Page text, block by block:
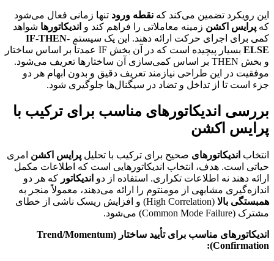
این رویکرد تضمین می‌کند که نقطه ورود تنها زمانی فعال می‌شود
که پرایس اکشن زمینه معاملاتی را فراهم کند و اندیکاتورها شواهد
کمی برای اجرای حرکت ارائه دهند. این یک سیستم IF-THEN-
ELSE
بسیار پیچیده است که در آن بخش IF عمدتاً بر اساس ساختار
و بخش THEN بر اساس کمی‌سازی آن ساختارها تعریف می‌شود.
موفقیت در این طراحی نیازمند تعریف دقیق و بدون ابهام هر دو
جزء است تا از تداخل و تضاد در سیگنال‌ها جلوگیری شود.
بررسی اندیکاتورهای مناسب برای ترکیب با
پرایس اکشن
انتخاب اندیکاتورهای صحیح برای ترکیب با تحلیل پرایس اکشن امری
حیاتی است. هدف، انتخاب اندیکاتورهایی است که اطلاعات مکمل
ارائه دهند نه اطلاعات تکراری. استفاده از دو اندیکاتور که هر دو
اندازه‌گیری مشابهی از مومنتوم را ارائه می‌دهند، معمولاً منجر به
همبستگی بالا
(High Correlation) و افزایش ریسک ناشی از خطای
مشترک (Common Mode Failure) می‌شود.
اندیکاتورهای مناسب برای تأیید ساختار (Trend/Momentum
Confirmation):